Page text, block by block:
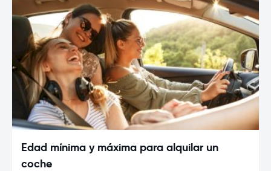
Edad mínima y máxima para alquilar un
coche